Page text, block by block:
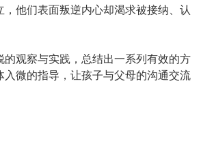
他们表面叛逆内心却渴求被接纳、认
观察与实践，总结出一系列有效的方
微的指导，让孩子与父母的沟通交流